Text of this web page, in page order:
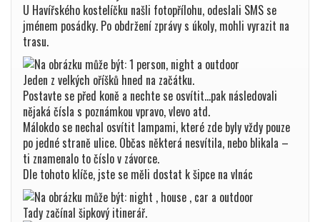
U Havířského kostelíčku našli fotopřílohu, odeslali SMS se
jménem posádky. Po obdržení zprávy s úkoly, mohli vyrazit na
trasu.
Jeden z velkých oříšků hned na začátku.
Postavte se před koně a nechte se osvítit…pak následovali
nějaká čísla s poznámkou vpravo, vlevo atd.
Málokdo se nechal osvítit lampami, které zde byly vždy pouze
po jedné straně ulice. Občas některá nesvítila, nebo blikala –
ti znamenalo to číslo v závorce.
Dle tohoto klíče, jste se měli dostat k šipce na vlnác
Tady začínal šipkový itinerář.